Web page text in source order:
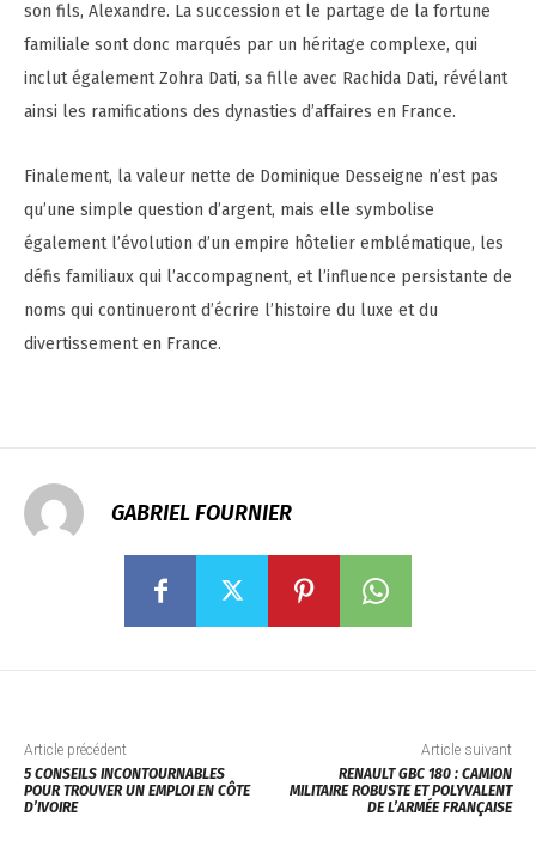
son fils, Alexandre. La succession et le partage de la fortune
familiale sont donc marqués par un héritage complexe, qui
inclut également Zohra Dati, sa fille avec Rachida Dati, révélant
ainsi les ramifications des dynasties d’affaires en France.
Finalement, la valeur nette de Dominique Desseigne n’est pas
qu’une simple question d’argent, mais elle symbolise
également l’évolution d’un empire hôtelier emblématique, les
défis familiaux qui l’accompagnent, et l’influence persistante de
noms qui continueront d’écrire l’histoire du luxe et du
divertissement en France.
GABRIEL FOURNIER
Article précédent
5 CONSEILS INCONTOURNABLES
POUR TROUVER UN EMPLOI EN CÔTE
D’IVOIRE
Article suivant
RENAULT GBC 180 : CAMION
MILITAIRE ROBUSTE ET POLYVALENT
DE L’ARMÉE FRANÇAISE